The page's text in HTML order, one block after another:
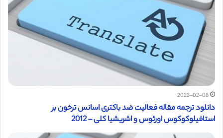
2023-02-08
دانلود ترجمه مقاله فعالیت ضد باکتری اسانس ترخون بر
استافیلوکوکوس اورئوس و اشریشیا کلی – 2012